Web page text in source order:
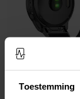
Toestemming
Op voorraad
bandje, Zwart